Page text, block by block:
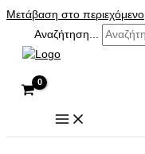
Μετάβαση στο περιεχόμενο
Αναζήτηση...